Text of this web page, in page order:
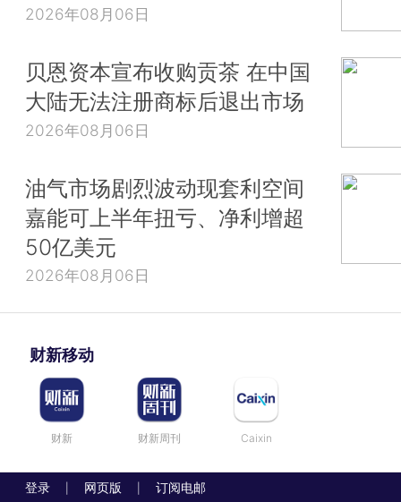
2026年08月06日
贝恩资本宣布收购贡茶 在中国
大陆无法注册商标后退出市场
2026年08月06日
油气市场剧烈波动现套利空间
嘉能可上半年扭亏、净利增超
50亿美元
2026年08月06日
财新移动
财新 财新周刊 Caixin
登录 网页版 订阅电邮